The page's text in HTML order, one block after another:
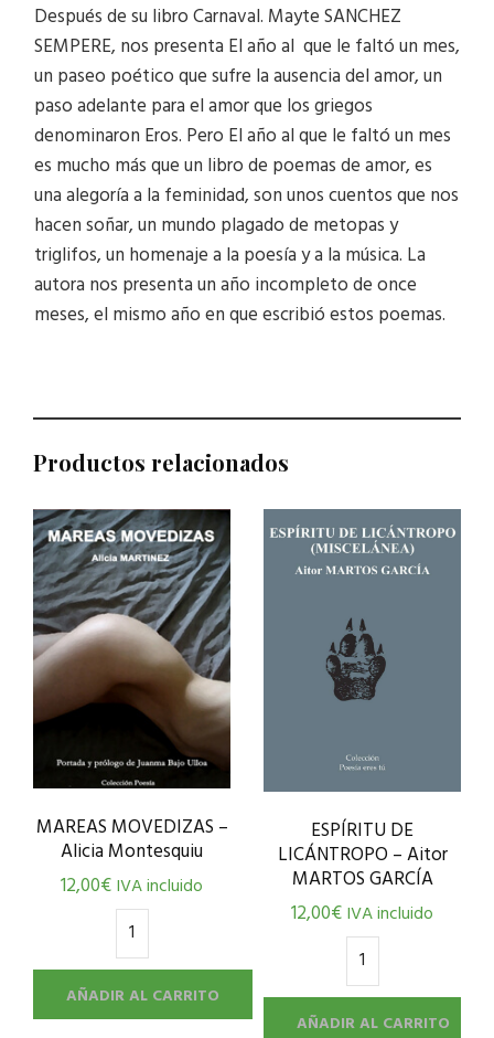
Después de su libro Carnaval. Mayte SANCHEZ
SEMPERE, nos presenta El año al que le faltó un mes,
un paseo poético que sufre la ausencia del amor, un
paso adelante para el amor que los griegos
denominaron Eros. Pero El año al que le faltó un mes
es mucho más que un libro de poemas de amor, es
una alegoría a la feminidad, son unos cuentos que nos
hacen soñar, un mundo plagado de metopas y
triglifos, un homenaje a la poesía y a la música. La
autora nos presenta un año incompleto de once
meses, el mismo año en que escribió estos poemas.
Productos relacionados
MAREAS MOVEDIZAS –
Alicia Montesquiu
12,00€IVA incluido
AÑADIR AL CARRITO
ESPÍRITU DE
LICÁNTROPO – Aitor
MARTOS GARCÍA
12,00€IVA incluido
AÑADIR AL CARRITO